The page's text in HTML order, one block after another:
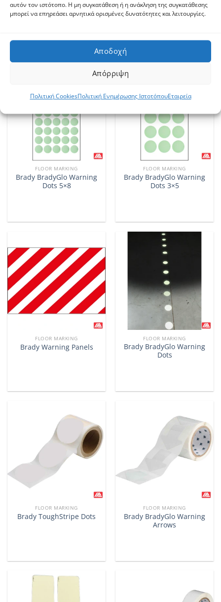
αυτόν τον ιστότοπο. Η μη συγκατάθεση ή η ανάκληση της συγκατάθεσης
μπορεί να επηρεάσει αρνητικά ορισμένες δυνατότητες και λειτουργίες.
Αποδοχή
Απόρριψη
Πολιτική CookiesΠολιτική Ενημέρωσης ΙστοτόπουΕταιρεία
Brady BradyGlo Warning
Footprint
Brady BradyGlo Warning
Arrows 4×5
FLOOR MARKING
Brady BradyGlo Warning
Dots 5×8
FLOOR MARKING
Brady BradyGlo Warning
Dots 3×5
FLOOR MARKING
Brady Warning Panels
FLOOR MARKING
Brady BradyGlo Warning
Dots
FLOOR MARKING
Brady ToughStripe Dots
FLOOR MARKING
Brady BradyGlo Warning
Arrows